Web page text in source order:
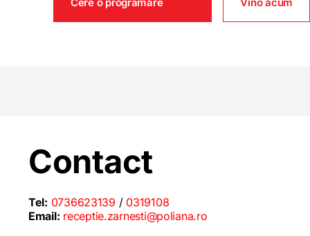
Contact
Tel: 0736623139 / 0319108
Email: receptie.zarnesti@poliana.ro